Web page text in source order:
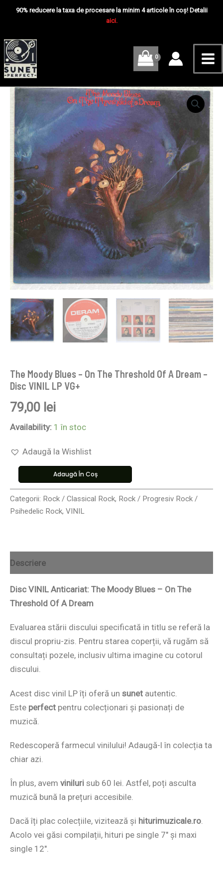
90% reducere la taxa de procesare la minim 4 articole în coș! Detalii
aici.
The Moody Blues – On The Threshold Of A Dream –
Disc VINIL LP VG+
79,00 lei
Availability: 1 în stoc
Adaugă la Wishlist
Cantitate
The
Blues
–
On
The
Threshold
Of
A
Dream
VINIL
LP
Adaugă În Coș
Categorii: Rock / Classical Rock, Rock / Progresiv Rock /
Psihedelic Rock, VINIL
Descriere
Disc VINIL Anticariat: The Moody Blues – On The
Threshold Of A Dream
Evaluarea stării discului specificată in titlu se referă la
discul propriu-zis. Pentru starea coperții, vă rugăm să
consultați pozele, inclusiv ultima imagine cu cotorul
discului.
Acest disc vinil LP îți oferă un sunet autentic.
Este perfect pentru colecționari și pasionați de
muzică.
Redescoperă farmecul vinilului! Adaugă-l în colecția ta
chiar azi.
În plus, avem viniluri sub 60 lei. Astfel, poți asculta
muzică bună la prețuri accesibile.
Dacă îți plac colecțiile, vizitează și hiturimuzicale.ro.
Acolo vei găsi compilații, hituri pe single 7″ și maxi
single 12″.
On
VINIL
LP
VG+